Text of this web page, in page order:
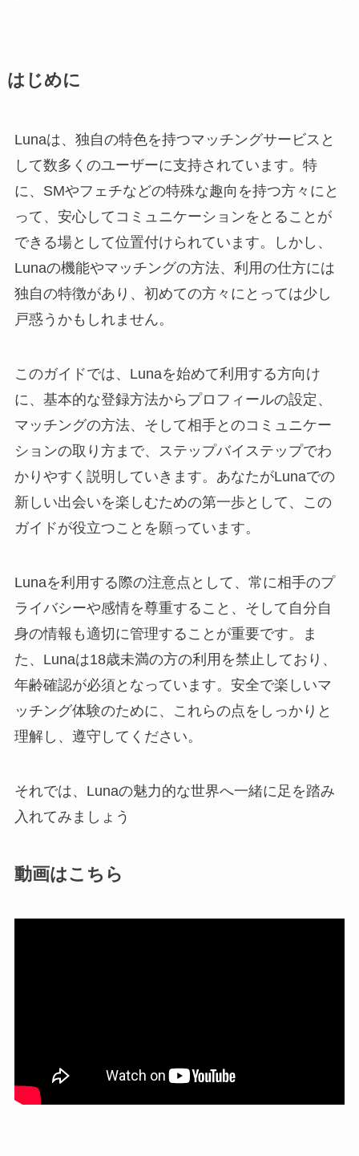
はじめに
Lunaは、独自の特色を持つマッチングサービスと
して数多くのユーザーに支持されています。特
に、SMやフェチなどの特殊な趣向を持つ方々にと
って、安心してコミュニケーションをとることが
できる場として位置付けられています。しかし、
Lunaの機能やマッチングの方法、利用の仕方には
独自の特徴があり、初めての方々にとっては少し
戸惑うかもしれません。
このガイドでは、Lunaを始めて利用する方向け
に、基本的な登録方法からプロフィールの設定、
マッチングの方法、そして相手とのコミュニケー
ションの取り方まで、ステップバイステップでわ
かりやすく説明していきます。あなたがLunaでの
新しい出会いを楽しむための第一歩として、この
ガイドが役立つことを願っています。
Lunaを利用する際の注意点として、常に相手のプ
ライバシーや感情を尊重すること、そして自分自
身の情報も適切に管理することが重要です。ま
た、Lunaは18歳未満の方の利用を禁止しており、
年齢確認が必須となっています。安全で楽しいマ
ッチング体験のために、これらの点をしっかりと
理解し、遵守してください。
それでは、Lunaの魅力的な世界へ一緒に足を踏み
入れてみましょう
動画はこちら